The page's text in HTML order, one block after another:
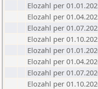
Elozahl per
Elozahl per
Elozahl per
Elozahl per
Elozahl per
Elozahl per
Elozahl per
Elozahl per